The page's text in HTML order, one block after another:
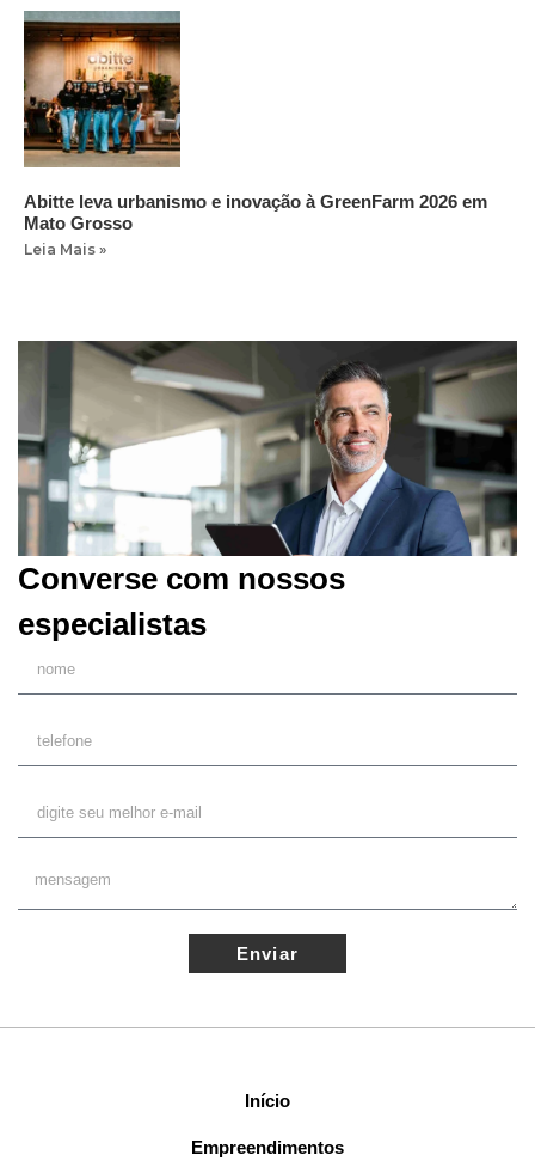
Abitte leva urbanismo e inovação à GreenFarm 2026 em
Mato Grosso
Leia Mais »
Converse com nossos
especialistas
Enviar
Início
Empreendimentos